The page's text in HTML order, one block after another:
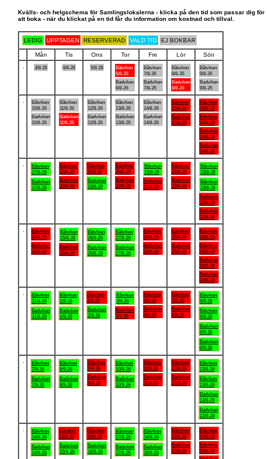
Kvälls- och helgschema för Samlingslokalerna - klicka på den tid som passar dig för
att boka - när du klickat på en tid får du information om kostnad och tillval.
LEDIG UPPTAGEN RESERVERAD VALD TID EJ BOKBAR
Mån Tis Ons Tor Fre Lör
Sön
3/8-26 4/8-26 5/8-26
Båtviken
6/8-26
Badviken
6/8-26
Båtviken
7/8-26
Badviken
7/8-26
Båtviken
8/8-26
Badviken
8/8-26
Båtviken
9/8-26
Badviken
9/8-26
Båtviken
10/8-26
Badviken
10/8-26
Båtviken
11/8-26
Badviken
11/8-26
Båtviken
12/8-26
Badviken
12/8-26
Båtviken
13/8-26
Badviken
13/8-26
Båtviken
14/8-26
Badviken
14/8-26
Båtviken
15/8-26
Badviken
15/8-26
Båtviken
16/8-26
Båtviken
16/8-26
Badviken
16/8-26
Badviken
16/8-26
Båtviken
17/8-26
Badviken
17/8-26
Båtviken
18/8-26
Badviken
18/8-26
Båtviken
19/8-26
Badviken
19/8-26
Båtviken
20/8-26
Badviken
20/8-26
Båtviken
21/8-26
Badviken
21/8-26
Båtviken
22/8-26
Badviken
22/8-26
Båtviken
23/8-26
Båtviken
23/8-26
Badviken
23/8-26
Badviken
23/8-26
Båtviken
24/8-26
Badviken
24/8-26
Båtviken
25/8-26
Badviken
25/8-26
Båtviken
26/8-26
Badviken
26/8-26
Båtviken
27/8-26
Badviken
27/8-26
Båtviken
28/8-26
Badviken
28/8-26
Båtviken
29/8-26
Badviken
29/8-26
Båtviken
30/8-26
Båtviken
30/8-26
Badviken
30/8-26
Badviken
30/8-26
Båtviken
31/8-26
Badviken
31/8-26
Båtviken
1/9-26
Badviken
1/9-26
Båtviken
2/9-26
Badviken
2/9-26
Båtviken
3/9-26
Badviken
3/9-26
Båtviken
4/9-26
Badviken
4/9-26
Båtviken
5/9-26
Badviken
5/9-26
Båtviken
6/9-26
Båtviken
6/9-26
Badviken
6/9-26
Badviken
6/9-26
Båtviken
7/9-26
Badviken
7/9-26
Båtviken
8/9-26
Badviken
8/9-26
Båtviken
9/9-26
Badviken
9/9-26
Båtviken
10/9-26
Badviken
10/9-26
Båtviken
11/9-26
Badviken
11/9-26
Båtviken
12/9-26
Badviken
12/9-26
Båtviken
13/9-26
Båtviken
13/9-26
Badviken
13/9-26
Badviken
13/9-26
Båtviken
14/9-26
Badviken
14/9-26
Båtviken
15/9-26
Badviken
15/9-26
Båtviken
16/9-26
Badviken
16/9-26
Båtviken
17/9-26
Badviken
17/9-26
Båtviken
18/9-26
Badviken
18/9-26
Båtviken
19/9-26
Badviken
19/9-26
Båtviken
20/9-26
Båtviken
20/9-26